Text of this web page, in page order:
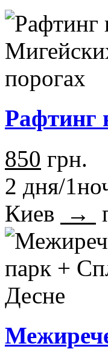
Рафтинг
850 грн.
2 дня/
Киев
→